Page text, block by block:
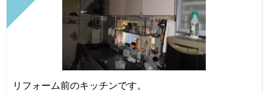
リフォーム前のキッチンです。